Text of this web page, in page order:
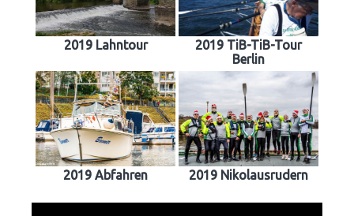
2019 Lahntour
2019 TiB-TiB-Tour
Berlin
2019 Abfahren 2019 Nikolausrudern